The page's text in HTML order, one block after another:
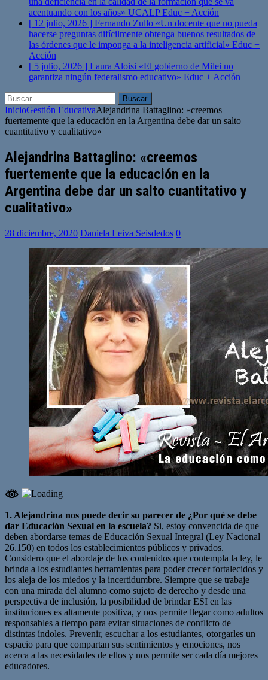
acentuando con los años» UCALPEduc + Acción
[ 12 julio, 2026 ] Fernando Zullo «Un docente que no pueda
hacerse preguntas difícilmente obtenga buenos resultados de
las órdenes que le imponga a la inteligencia artificial» Educ +
Acción
[ 5 julio, 2026 ] Laura Aloisi «El gobierno de Milei no
garantiza ningún federalismo educativo» Educ + Acción
Buscar:
InicioGestión EducativaAlejandrina Battaglino: «creemos
fuertemente que la educación en la Argentina debe dar un salto
cuantitativo y cualitativo»
Alejandrina Battaglino: «creemos
fuertemente que la educación en la
Argentina debe dar un salto cuantitativo y
cualitativo»
28 diciembre, 2020 Daniela Leiva Seisdedos 0
1. Alejandrina nos puede decir su parecer de ¿Por qué se debe
dar Educación Sexual en la escuela? Si, estoy convencida de que
deben abordarse temas de Educación Sexual Integral (Ley Nacional
26.150) en todos los establecimientos públicos y privados.
Considero que el abordaje de los contenidos que contempla la ley, le
brinda a los estudiantes herramientas para poder crecer fortalecidos y
los aleja de los miedos y la incertidumbre. Siempre que se trabaje
con una mirada del alumno como sujeto de derecho y desde una
perspectiva de inclusión, la posibilidad de brindar ESI en las
instituciones es altamente positiva, y nos permite llegar como adultos
responsables a tiempo para evitar situaciones de conflicto de
distintas índoles. Prevenir, escuchar a los estudiantes, otorgarles un
espacio para que compartan sus sentimientos y emociones, nos
acerca a las necesidades de ellos y nos permite ser cada día mejores
educadores.